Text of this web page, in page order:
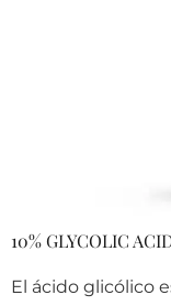
10% GLYCOLIC
El ácido glicólico